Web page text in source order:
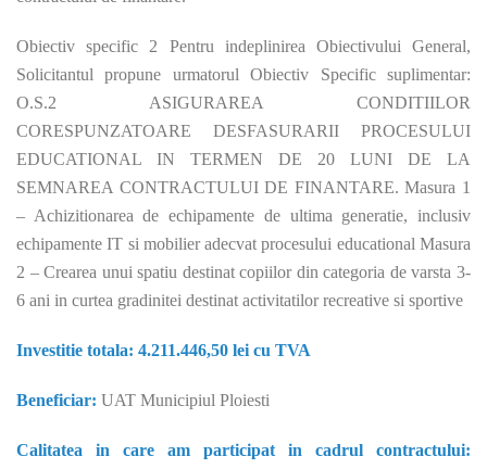
Obiectiv specific 2 Pentru indeplinirea Obiectivului General,
Solicitantul propune urmatorul Obiectiv Specific suplimentar:
O.S.2 ASIGURAREA CONDITIILOR
CORESPUNZATOARE DESFASURARII PROCESULUI
EDUCATIONAL IN TERMEN DE 20 LUNI DE LA
SEMNAREA CONTRACTULUI DE FINANTARE. Masura 1
– Achizitionarea de echipamente de ultima generatie, inclusiv
echipamente IT si mobilier adecvat procesului educational Masura
2 – Crearea unui spatiu destinat copiilor din categoria de varsta 3-
6 ani in curtea gradinitei destinat activitatilor recreative si sportive
Investitie totala: 4.211.446,50 lei cu TVA
Beneficiar: UAT Municipiul Ploiesti
Calitatea in care am participat in cadrul contractului: